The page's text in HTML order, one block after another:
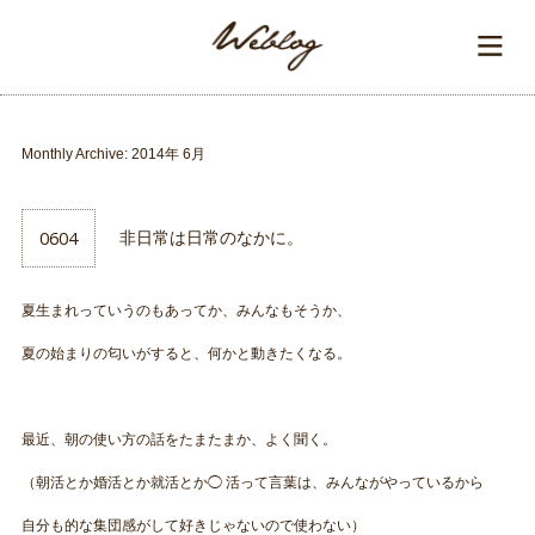
Monthly Archive: 2014年 6月
0604 非日常は日常のなかに。
夏生まれっていうのもあってか、みんなもそうか、
夏の始まりの匂いがすると、何かと動きたくなる。
最近、朝の使い方の話をたまたまか、よく聞く。
（朝活とか婚活とか就活とか◯ 活って言葉は、みんながやっているから
自分も的な集団感がして好きじゃないので使わない）